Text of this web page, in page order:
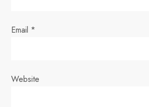
Email *
Website